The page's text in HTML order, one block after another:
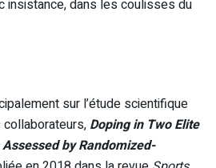
insistance, dans les coulisses du
sur l’étude scientifique
Doping in Two Elite
by Randomized-